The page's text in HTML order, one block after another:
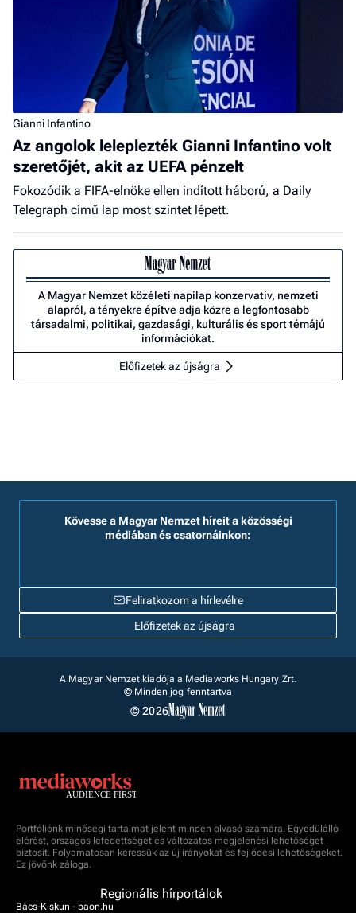
Gianni Infantino
Az angolok leleplezték Gianni Infantino volt
szeretőjét, akit az UEFA pénzelt
Fokozódik a FIFA-elnöke ellen indított háború, a Daily
Telegraph című lap most szintet lépett.
A Magyar Nemzet közéleti napilap konzervatív, nemzeti
alapról, a tényekre építve adja közre a legfontosabb
társadalmi, politikai, gazdasági, kulturális és sport témájú
információkat.
Előfizetek az újságra
Feliratkozom a hírlevélre
Kövesse a Magyar Nemzet híreit a közösségi
médiában és csatornáinkon:
Előfizetek az újságra
A Magyar Nemzet kiadója a Mediaworks Hungary Zrt.
© Minden jog fenntartva
© 2026
Portfóliónk minőségi tartalmat jelent minden olvasó számára. Egyedülálló
elérést, országos lefedettséget és változatos megjelenési lehetőséget
biztosít. Folyamatosan keressük az új irányokat és fejlődési lehetőségeket.
Ez jövőnk záloga.
Regionális hírportálok
Bács-Kiskun - baon.hu